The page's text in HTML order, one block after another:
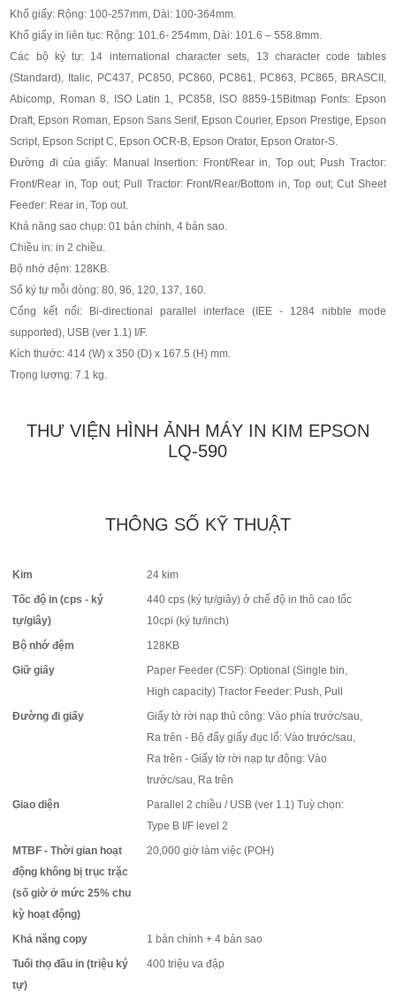
Khổ giấy: Rộng: 100-257mm, Dài: 100-364mm.
Khổ giấy in liên tục: Rộng: 101.6- 254mm, Dài: 101.6 – 558.8mm.
Các bộ ký tự: 14 international character sets, 13 character code tables
(Standard), Italic, PC437, PC850, PC860, PC861, PC863, PC865, BRASCII,
Abicomp, Roman 8, ISO Latin 1, PC858, ISO 8859-15Bitmap Fonts: Epson
Draft, Epson Roman, Epson Sans Serif, Epson Courier, Epson Prestige, Epson
Script, Epson Script C, Epson OCR-B, Epson Orator, Epson Orator-S.
Đường đi của giấy: Manual Insertion: Front/Rear in, Top out; Push Tractor:
Front/Rear in, Top out; Pull Tractor: Front/Rear/Bottom in, Top out; Cut Sheet
Feeder: Rear in, Top out.
Khả năng sao chụp: 01 bản chính, 4 bản sao.
Chiều in: in 2 chiều.
Bộ nhớ đệm: 128KB.
Số ký tự mỗi dòng: 80, 96, 120, 137, 160.
Cổng kết nối: Bi-directional parallel interface (IEE - 1284 nibble mode
supported), USB (ver 1.1) I/F.
Kích thước: 414 (W) x 350 (D) x 167.5 (H) mm.
Trọng lượng: 7.1 kg.
THƯ VIỆN HÌNH ẢNH MÁY IN KIM EPSON
LQ-590
THÔNG SỐ KỸ THUẬT
Kim
24 kim
Tốc độ in (cps - ký
tự/giây)
440 cps (ký tự/giây) ở chế độ in thô cao tốc
10cpi (ký tự/inch)
Bộ nhớ đệm
128KB
Giữ giấy
Paper Feeder (CSF): Optional (Single bin,
High capacity) Tractor Feeder: Push, Pull
Đường đi giấy
Giấy tờ rời nạp thủ công: Vào phía trước/sau,
Ra trên - Bộ đẩy giấy đục lổ: Vào trước/sau,
Ra trên - Giấy tờ rời nạp tự động: Vào
trước/sau, Ra trên
Giao diện
Parallel 2 chiều / USB (ver 1.1) Tuỳ chọn:
Type B I/F level 2
MTBF - Thời gian hoạt
động không bị trục trặc
(số giờ ở mức 25% chu
kỳ hoạt động)
20,000 giờ làm việc (POH)
Khả năng copy
1 bản chính + 4 bản sao
Tuổi thọ đầu in (triệu ký
tự)
400 triệu va đập